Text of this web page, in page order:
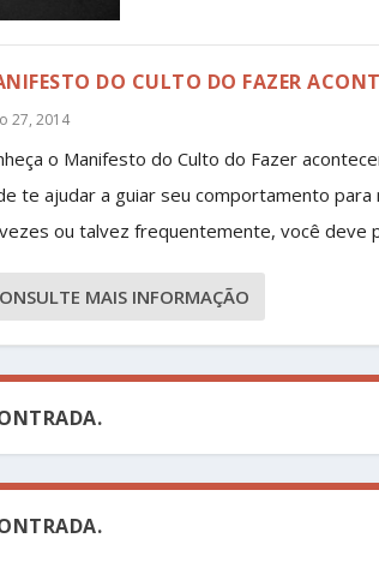
DO CULTO DO FAZER
27, 2014
o Manifesto do Culto do Fazer
te ajudar a guiar seu comportamento
ou talvez frequentemente, você deve
MAIS INFORMAÇÃO